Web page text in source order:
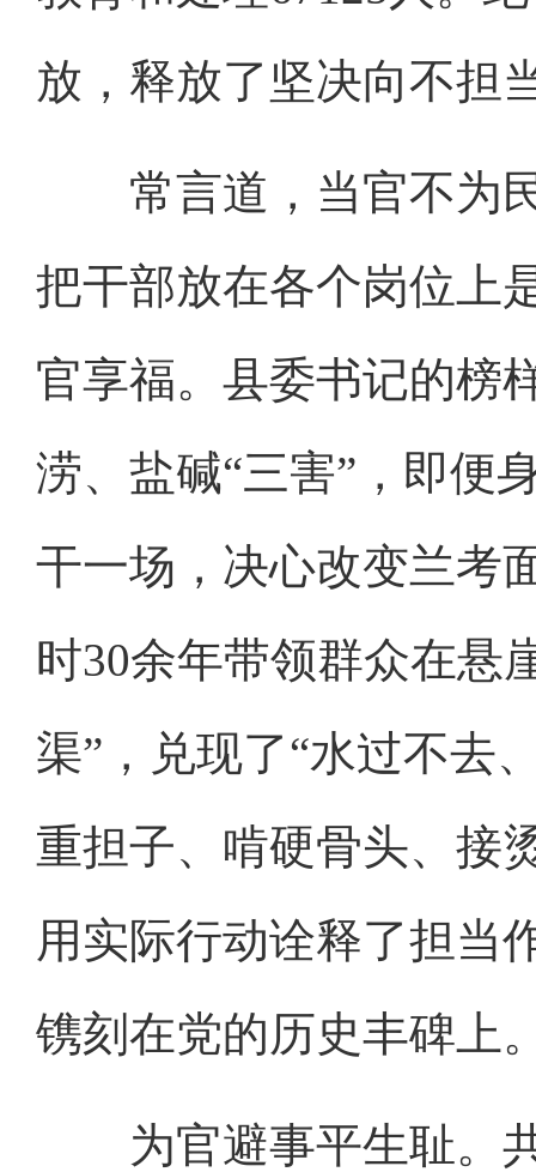
放，释放了坚决向不担
常言道，当官不为民
把干部放在各个岗位上
官享福。县委书记的榜
涝、盐碱“三害”，即便
干一场，决心改变兰考
时30余年带领群众在悬
渠”，兑现了“水过不
重担子、啃硬骨头、接
用实际行动诠释了担当
镌刻在党的历史丰碑上
为官避事平生耻。共